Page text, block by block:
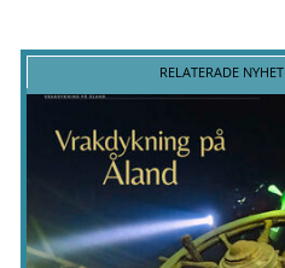
RELATERADE